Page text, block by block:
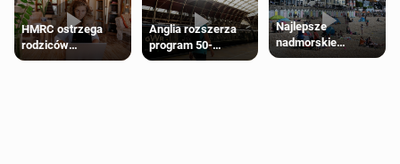
HMRC ostrzega
rodziców
pobierających Child
Anglia rozszerza
program 50-
procentowych
Najlepsze
nadmorskie
miasteczko blisko